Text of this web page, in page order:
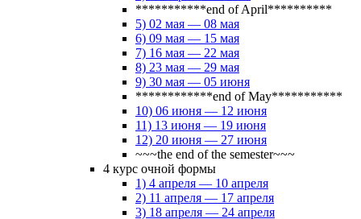
***********end of April**********
5) 02 мая — 08 мая
6) 09 мая — 15 мая
7) 16 мая — 22 мая
8) 23 мая — 29 мая
9) 30 мая — 05 июня
************end of May***********
10) 06 июня — 12 июня
11) 13 июня — 19 июня
12) 20 июня — 27 июня
~~~the end of the semester~~~
4 курс очной формы
1) 4 апреля — 10 апреля
2) 11 апреля — 17 апреля
3) 18 апреля — 24 апреля